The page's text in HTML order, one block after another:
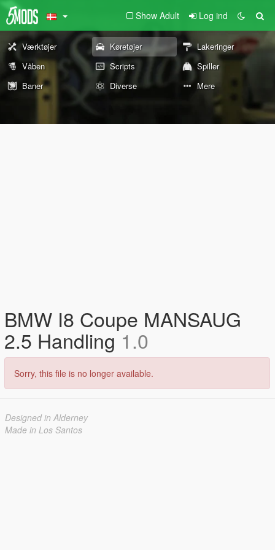
Show Adult Log ind
Værktøjer Køretøjer
Lakeringer
Våben
Scripts
Spiller
Baner
Diverse Mere
BMW I8 Coupe MANSAUG
2.5 Handling1.0
Sorry, this file is no longer available.
Designed in Alderney
Made in Los Santos